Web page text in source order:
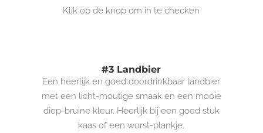
Klik op de knop om in te checken
#3 Landbier
Een heerlijk en goed doordrinkbaar landbier
met een licht-moutige smaak en een mooie
diep-bruine kleur. Heerlijk bij een goed stuk
kaas of een worst-plankje.